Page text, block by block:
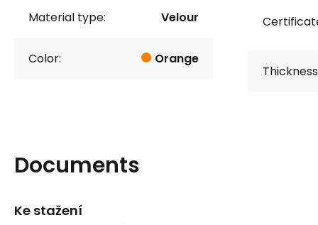
Material type: Velour
Color: Orange
Documents
Ke stažení